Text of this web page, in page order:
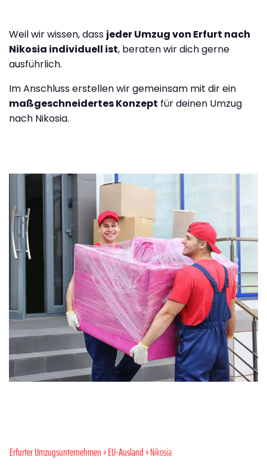
Weil wir wissen, dass jeder Umzug von Erfurt nach
Nikosia individuell ist, beraten wir dich gerne
ausführlich.
Im Anschluss erstellen wir gemeinsam mit dir ein
maßgeschneidertes Konzept für deinen Umzug
nach Nikosia.
Erfurter Umzugsunternehmen»EU-Ausland» Nikosia